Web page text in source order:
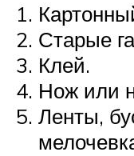
Старые
Клей.
Нож или
Ленты,